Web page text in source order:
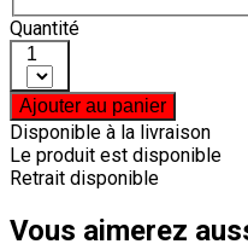
Quantité
1
Ajouter au panier
Disponible à la livraison
Le produit est disponible
Retrait disponible
Vous aimerez